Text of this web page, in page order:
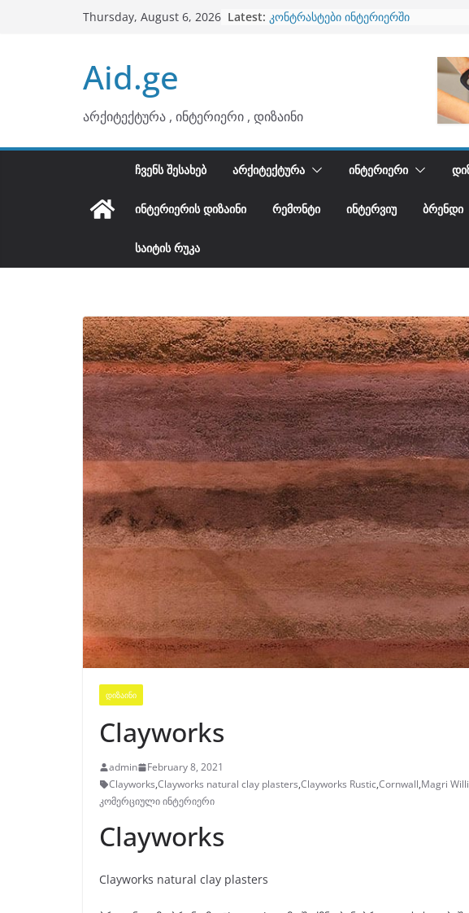
Thursday, August 6, 2026 Latest: ბინების გაერთიანება
კონტრასტები ინტერიერში
Aid.ge
არქიტექტურა , ინტერიერი , დიზაინი
ᲩᲕᲔᲜᲡ ᲨᲔᲡᲐᲮᲔᲑ ᲐᲠᲥᲘᲢᲔᲥᲢᲣᲠᲐ ᲘᲜᲢᲔᲠᲘᲔᲠᲘ
ᲘᲜᲢᲔᲠᲘᲔᲠᲘᲡ ᲓᲘᲖᲐᲘᲜᲘ ᲠᲔᲛᲝᲜᲢᲘ ᲘᲜᲢᲔᲠᲕᲘᲣ ᲑᲠᲔᲜᲓᲘ
ᲡᲐᲘᲢᲘᲡ ᲠᲣᲙᲐ
ᲓᲘᲖᲐᲘᲜᲘ
Clayworks
admin
February 8, 2021
Clayworks,Clayworks natural clay plasters,Clayworks Rustic,Cornwall,Magri
კომერციული ინტერიერი
Clayworks
Clayworks natural clay plasters